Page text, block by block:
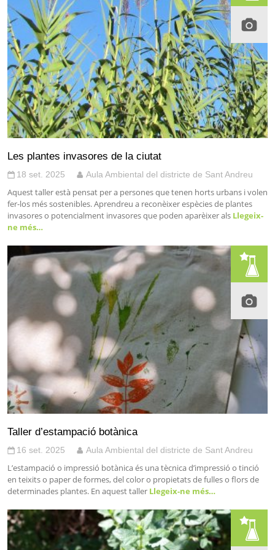
Les plantes invasores de la ciutat
18 set. 2025 Aula Ambiental del districte de Sant Andreu
Aquest taller està pensat per a persones que tenen horts urbans i volen
fer-los més sostenibles. Aprendreu a reconèixer espècies de plantes
invasores o potencialment invasores que poden aparèixer als Llegeix-
ne més…
Taller d’estampació botànica
16 set. 2025 Aula Ambiental del districte de Sant Andreu
L’estampació o impressió botànica és una tècnica d’impressió o tinció
en teixits o paper de formes, del color o propietats de fulles o flors de
determinades plantes. En aquest taller Llegeix-ne més…